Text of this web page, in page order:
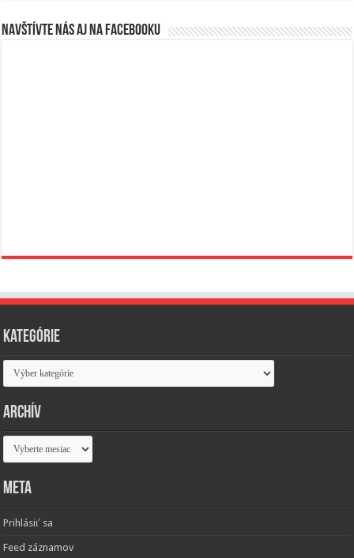
Navštívte nás aj na Facebooku
Kategórie
Kategórie
Archív
Archív
Meta
Prihlásiť sa
Feed záznamov